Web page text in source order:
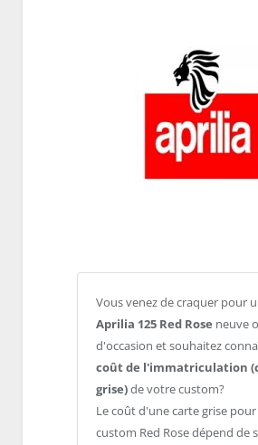
Vous venez de craquer pour
Aprilia 125 Red Rose neuve
d'occasion et souhaitez
coût de l'immatriculation
grise)de votre custom?
Le coût d'une carte grise
custom Red Rose dépend de